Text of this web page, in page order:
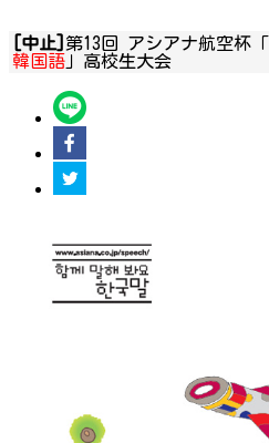
[中止] 第13回 アシアナ航空杯「
韓国語 」高校生大会